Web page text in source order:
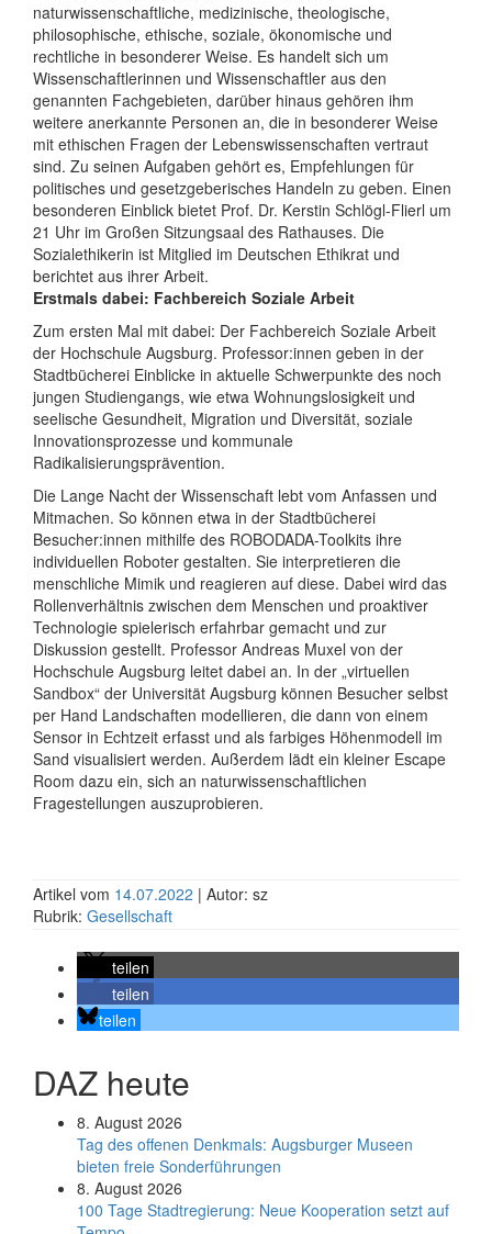
naturwissenschaftliche, medizinische, theologische,
philosophische, ethische, soziale, ökonomische und
rechtliche in besonderer Weise. Es handelt sich um
Wissenschaftlerinnen und Wissenschaftler aus den
genannten Fachgebieten, darüber hinaus gehören ihm
weitere anerkannte Personen an, die in besonderer Weise
mit ethischen Fragen der Lebenswissenschaften vertraut
sind. Zu seinen Aufgaben gehört es, Empfehlungen für
politisches und gesetzgeberisches Handeln zu geben. Einen
besonderen Einblick bietet Prof. Dr. Kerstin Schlögl-Flierl um
21 Uhr im Großen Sitzungsaal des Rathauses. Die
Sozialethikerin ist Mitglied im Deutschen Ethikrat und
berichtet aus ihrer Arbeit.
Erstmals dabei: Fachbereich Soziale Arbeit
Zum ersten Mal mit dabei: Der Fachbereich Soziale Arbeit
der Hochschule Augsburg. Professor:innen geben in der
Stadtbücherei Einblicke in aktuelle Schwerpunkte des noch
jungen Studiengangs, wie etwa Wohnungslosigkeit und
seelische Gesundheit, Migration und Diversität, soziale
Innovationsprozesse und kommunale
Radikalisierungsprävention.
Die Lange Nacht der Wissenschaft lebt vom Anfassen und
Mitmachen. So können etwa in der Stadtbücherei
Besucher:innen mithilfe des ROBODADA-Toolkits ihre
individuellen Roboter gestalten. Sie interpretieren die
menschliche Mimik und reagieren auf diese. Dabei wird das
Rollenverhältnis zwischen dem Menschen und proaktiver
Technologie spielerisch erfahrbar gemacht und zur
Diskussion gestellt. Professor Andreas Muxel von der
Hochschule Augsburg leitet dabei an. In der „virtuellen
Sandbox“ der Universität Augsburg können Besucher selbst
per Hand Landschaften modellieren, die dann von einem
Sensor in Echtzeit erfasst und als farbiges Höhenmodell im
Sand visualisiert werden. Außerdem lädt ein kleiner Escape
Room dazu ein, sich an naturwissenschaftlichen
Fragestellungen auszuprobieren.
Artikel vom 14.07.2022 | Autor: sz
Rubrik: Gesellschaft
teilen
teilen
teilen
DAZ heute
8. August 2026
Tag des offenen Denkmals: Augsburger Museen
bieten freie Sonderführungen
8. August 2026
100 Tage Stadtregierung: Neue Kooperation setzt auf